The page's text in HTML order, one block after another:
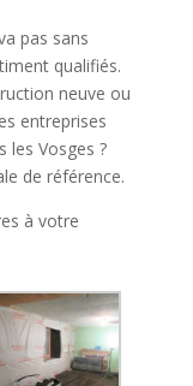
pas sans
qualifiés.
neuve ou
entreprises
les Vosges ?
de référence.
à votre